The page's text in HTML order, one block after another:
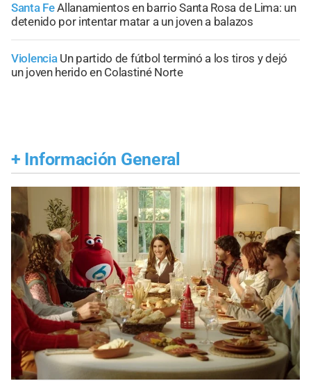
Santa FeAllanamientos en barrio Santa Rosa de Lima: un
detenido por intentar matar a un joven a balazos
Violencia Un partido de fútbol terminó a los tiros y dejó
un joven herido en Colastiné Norte
+ Información General